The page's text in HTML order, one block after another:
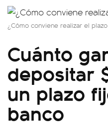
¿Cómo conviene realizar el
Cuánto
depositar
un plazo
banco